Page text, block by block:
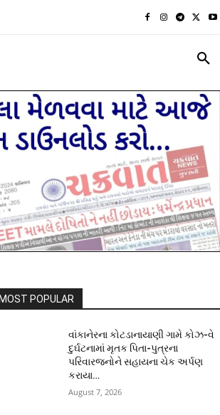
MOST POPULAR
વાંકાનેરના કોટડાનાયાણી ગામે કોઝ-વે
દુર્ઘટનામાં મૃતક પિતા-પુત્રના
પરિવારજનોને સહાયના ચેક અર્પણ
કરાયા…
August 7, 2026